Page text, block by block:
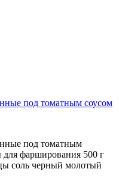
под томатным соусом
под томатным
фарширования 500 г
соль черный молотый